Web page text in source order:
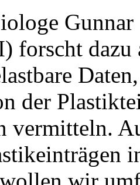
forscht
der
vermitteln.